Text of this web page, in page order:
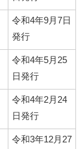
令和4年9月7日
発行
令和4年5月25
日発行
令和4年2月24
日発行
令和3年12月27